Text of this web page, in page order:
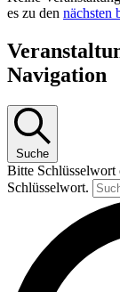
es zu den nächsten
Navigation
Suche
Bitte Schlüsselwort
Schlüsselwort.